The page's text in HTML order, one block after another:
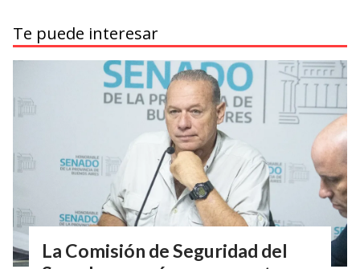
Te puede interesar
La Comisión de Seguridad del